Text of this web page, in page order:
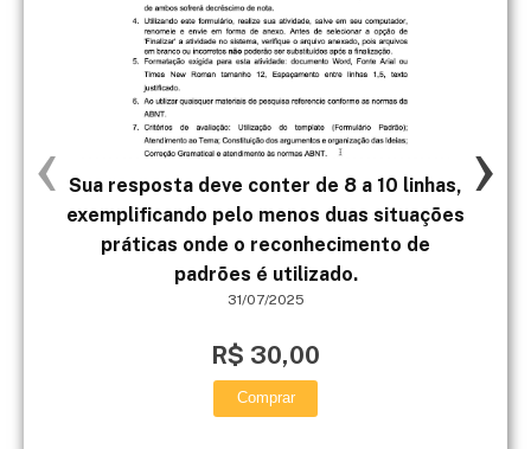
Sua resposta deve conter de 8 a 10 linhas,
exemplificando pelo menos duas situações
práticas onde o reconhecimento de
padrões é utilizado.
31/07/2025
R$ 30,00
Comprar
‹ ›